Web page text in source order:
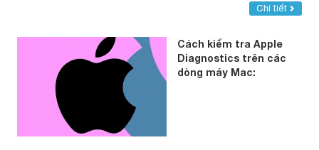
Chi tiết
Cách kiểm tra Apple
Diagnostics trên các
dòng máy Mac: